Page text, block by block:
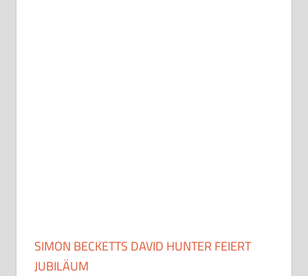
SIMON BECKETTS DAVID HUNTER FEIERT
JUBILÄUM